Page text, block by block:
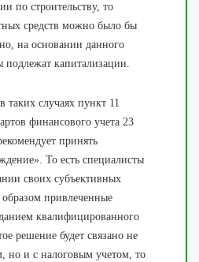
по строительству, то
средств можно было бы
на основании данного
подлежат капитализации.
таких случаях пункт 11
финансового учета 23
принять
То есть специалисты
своих субъективных
привлеченные
квалифицированного
решение будет связано не
но и с налоговым учетом, то